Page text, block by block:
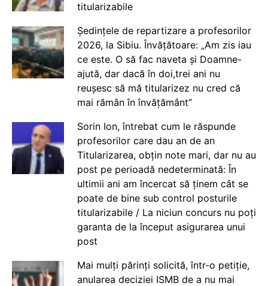
titularizabile
Ședințele de repartizare a profesorilor
2026, la Sibiu. Învățătoare: „Am zis iau
ce este. O să fac naveta și Doamne-
ajută, dar dacă în doi,trei ani nu
reușesc să mă titularizez nu cred că
mai rămân în învățământ”
Sorin Ion, întrebat cum le răspunde
profesorilor care dau an de an
Titularizarea, obțin note mari, dar nu au
post pe perioadă nedeterminată: În
ultimii ani am încercat să ținem cât se
poate de bine sub control posturile
titularizabile / La niciun concurs nu poți
garanta de la început asigurarea unui
post
Mai mulți părinți solicită, într-o petiție,
anularea deciziei ISMB de a nu mai